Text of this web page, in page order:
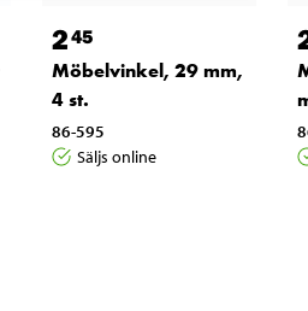
245
Möbelvinkel, 29 mm,
4 st.
86-595
Säljs online